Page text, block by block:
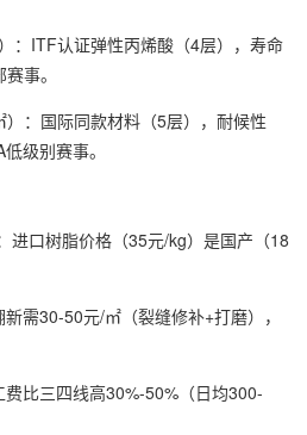
：ITF认证弹性丙烯酸（4层），寿命
事。
）：国际同款材料（5层），耐候性
级别赛事。
进口树脂价格（35元/kg）是国产（18
新需30-50元/㎡（裂缝修补+打磨），
费比三四线高30%-50%（日均300-